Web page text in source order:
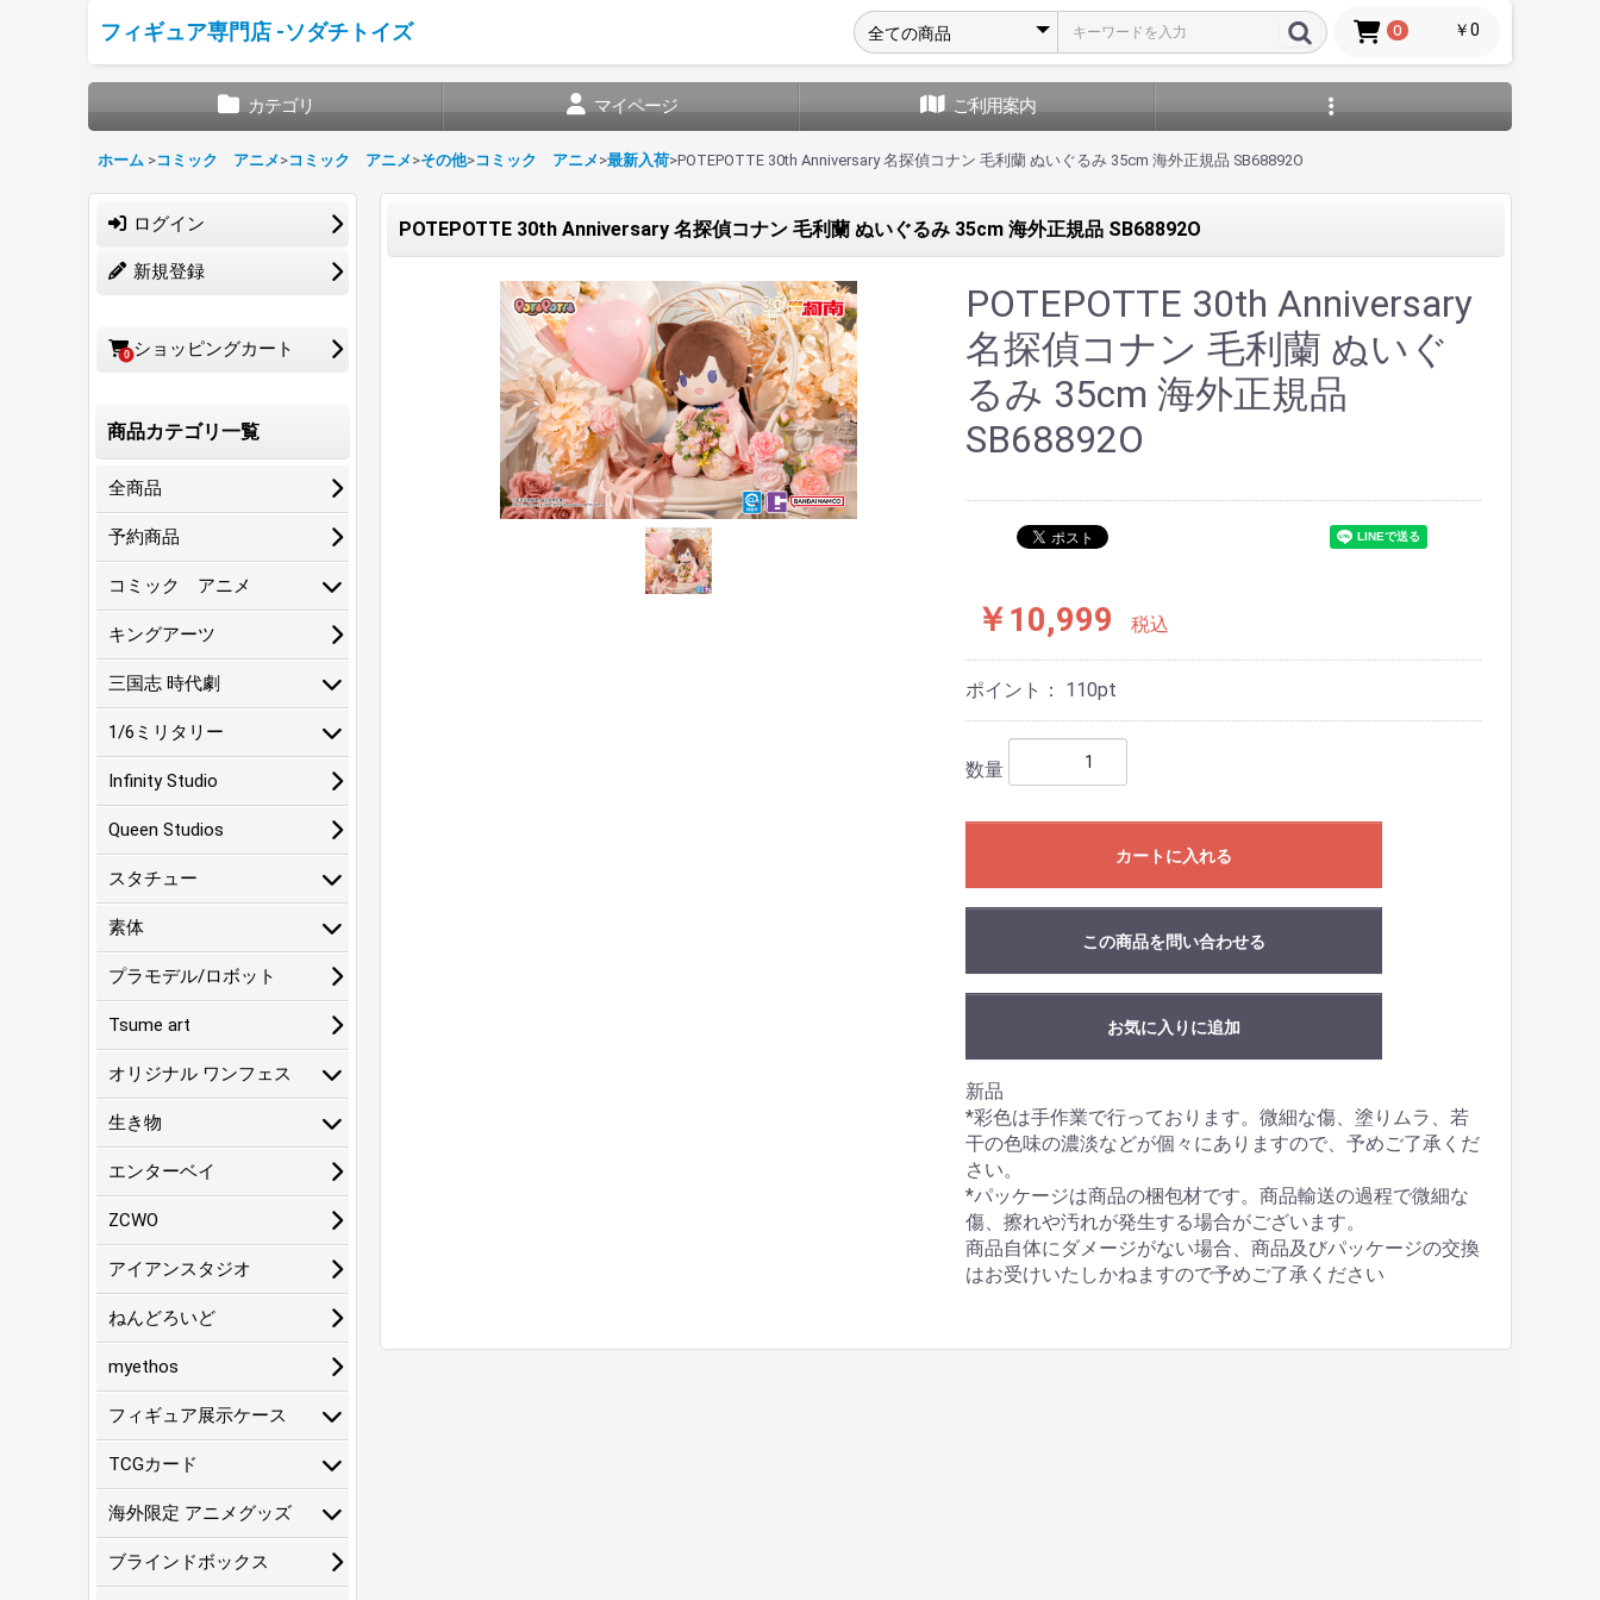
フィギュア専門店 -ソダチトイズ 0 ￥0
カテゴリ マイページ ご利用案内
ホーム >コミック アニメ >コミック アニメ >その他>コミック アニメ >最新入荷>POTEPOTTE 30th Anniversary 名探偵コナン 毛利蘭 ぬいぐるみ 35cm 海外正規品 SB68892O
ログイン
新規登録
0 ショッピングカート
商品カテゴリ一覧
全商品
予約商品
コミック アニメ
キングアーツ
三国志 時代劇
1/6ミリタリー
Infinity Studio
Queen Studios
スタチュー
素体
プラモデル/ロボット
Tsume art
オリジナル ワンフェス
生き物
エンターベイ
ZCWO
アイアンスタジオ
ねんどろいど
myethos
フィギュア展示ケース
TCGカード
海外限定 アニメグッズ
ブラインドボックス
POTEPOTTE 30th Anniversary 名探偵コナン 毛利蘭 ぬいぐるみ 35cm 海外正規品 SB68892O
POTEPOTTE 30th Anniversary
名探偵コナン 毛利蘭 ぬいぐ
るみ 35cm 海外正規品
SB68892O
￥10,999 税込
ポイント： 110pt
数量
カートに入れる
この商品を問い合わせる
お気に入りに追加
新品
*彩色は手作業で行っております。微細な傷、塗りムラ、若
干の色味の濃淡などが個々にありますので、予めご了承くだ
さい。
*パッケージは商品の梱包材です。商品輸送の過程で微細な
傷、擦れや汚れが発生する場合がございます。
商品自体にダメージがない場合、商品及びパッケージの交換
はお受けいたしかねますので予めご了承ください